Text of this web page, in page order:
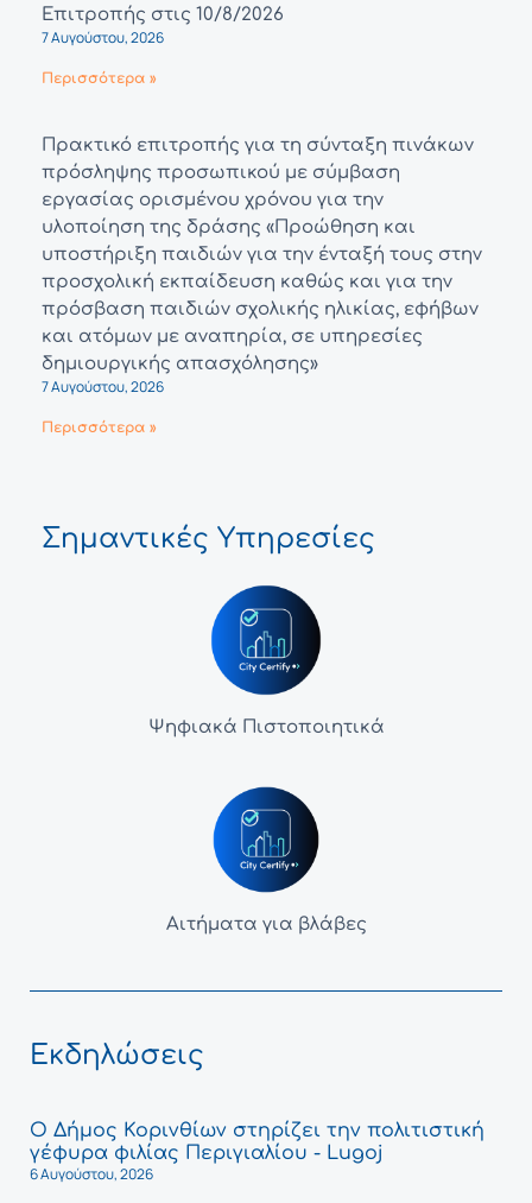
Επιτροπής στις 10/8/2026
7 Αυγούστου, 2026
Περισσότερα »
Πρακτικό επιτροπής για τη σύνταξη πινάκων
πρόσληψης προσωπικού με σύμβαση
εργασίας ορισμένου χρόνου για την
υλοποίηση της δράσης «Προώθηση και
υποστήριξη παιδιών για την ένταξή τους στην
προσχολική εκπαίδευση καθώς και για την
πρόσβαση παιδιών σχολικής ηλικίας, εφήβων
και ατόμων με αναπηρία, σε υπηρεσίες
δημιουργικής απασχόλησης»
7 Αυγούστου, 2026
Περισσότερα »
Σημαντικές Υπηρεσίες
Ψηφιακά Πιστοποιητικά
Αιτήματα για βλάβες
Εκδηλώσεις
Ο Δήμος Κορινθίων στηρίζει την πολιτιστική
γέφυρα φιλίας Περιγιαλίου - Lugoj
6 Αυγούστου, 2026